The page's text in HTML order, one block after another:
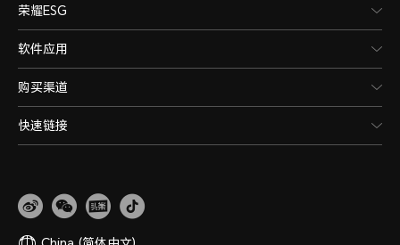
荣耀ESG
软件应用
购买渠道
快速链接